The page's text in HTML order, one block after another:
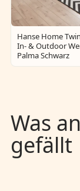
Hanse Home
In- & Outdoor
Palma Schwarz
Was
gefällt